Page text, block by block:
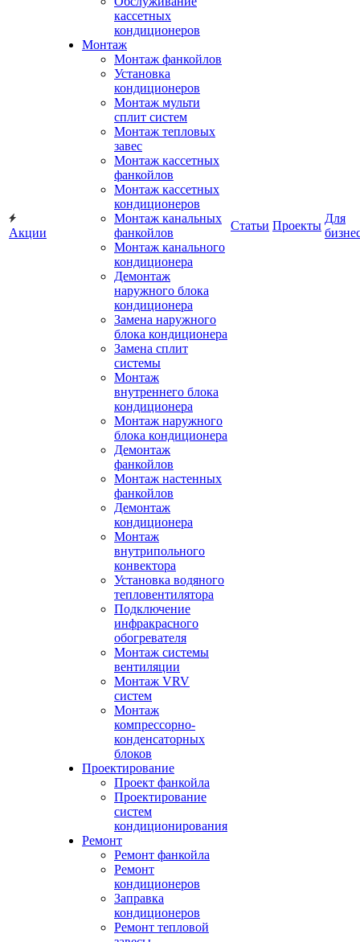
Акции
кассетных
кондиционеров
Монтаж
Монтаж фанкойлов
Установка
кондиционеров
Монтаж мульти
сплит систем
Монтаж тепловых
завес
Монтаж кассетных
фанкойлов
Монтаж кассетных
кондиционеров
Монтаж канальных
фанкойлов
Монтаж канального
кондиционера
Демонтаж
наружного блока
кондиционера
Замена наружного
блока кондиционера
Замена сплит
системы
Монтаж
внутреннего блока
кондиционера
Монтаж наружного
блока кондиционера
Демонтаж
фанкойлов
Монтаж настенных
фанкойлов
Демонтаж
кондиционера
Монтаж
внутрипольного
конвектора
Установка водяного
тепловентилятора
Подключение
инфракрасного
обогревателя
Монтаж системы
вентиляции
Монтаж VRV
систем
Монтаж
компрессорно-
конденсаторных
блоков
Проектирование
Проект фанкойла
Проектирование
систем
кондиционирования
Ремонт
Ремонт фанкойла
Ремонт
кондиционеров
Заправка
кондиционеров
Ремонт тепловой
Статьи Проекты
Для